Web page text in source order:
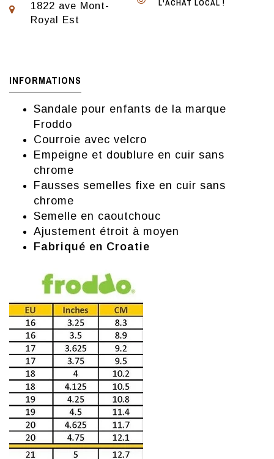
1822 ave Mont-
Royal Est
L'ACHAT LOCAL !
INFORMATIONS
Sandale pour enfants de la marque
Froddo
Courroie avec velcro
Empeigne et doublure en cuir sans
chrome
Fausses semelles fixe en cuir sans
chrome
Semelle en caoutchouc
Ajustement étroit à moyen
Fabriqué en Croatie